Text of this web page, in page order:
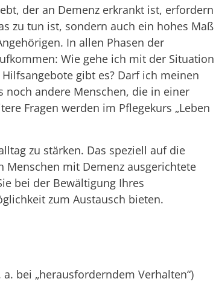
der an Demenz erkrankt ist, erfordern
zu tun ist, sondern auch ein hohes Maß
In allen Phasen der
Wie gehe ich mit der Situation
gibt es? Darf ich meinen
noch andere Menschen, die in einer
Fragen werden im Pflegekurs „Leben
zu stärken. Das speziell auf die
Menschen mit Demenz ausgerichtete
bei der Bewältigung Ihres
zum Austausch bieten.
bei „herausforderndem Verhalten“)